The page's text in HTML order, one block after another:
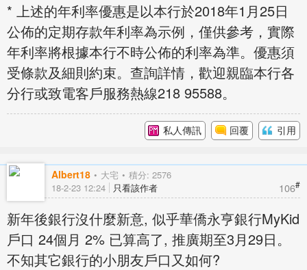
* 上述的年利率優惠是以本行於2018年1月25日
公佈的定期存款年利率為示例，僅供參考，實際
年利率將根據本行不時公佈的利率為準。優惠須
受條款及細則約束。查詢詳情，歡迎親臨本行各
分行或致電客戶服務熱線218 95588。
私人傳訊 回覆 引用
Albert18 大宅 積分: 2576
106#
18-2-23 12:24 只看該作者
新年後銀行沒什麼新意, 似乎華僑永亨銀行MyKid
戶口 24個月 2% 已算高了, 推廣期至3月29日。
不知其它銀行的小朋友戶口又如何?